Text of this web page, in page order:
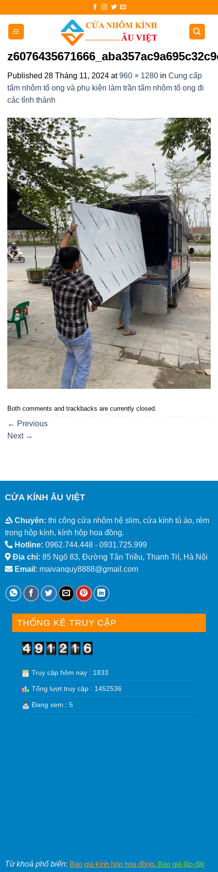
content
Published 28 Tháng 11, 2024 at960 × 1280 in Cung cấp
tấm nhôm tổ ong và phụ kiện làm trần tấm nhôm tổ ong đi
các tỉnh thành
Both comments and trackbacks are currently closed.
← Previous
Next →
CỬA KÍNH ÂU VIỆT
Chuyên: thi công cửa nhôm hệ slim, cửa kính tủ áo, rèm
trong hộp kính, kính hộp hoa đồng.
Hotline: 0962.744.448 - 0931.725.999
Địa chỉ: 85 Ngõ 83, Đường Tân Triều, Thanh Trì, Hà Nội
Email: maivanquy8888@gmail.com
THỐNG KÊ TRUY CẬP
Truy cập hôm nay : 1833
Tổng lượt truy cập : 1452536
Đang xem : 5
Từ khoá phổ biến: Báo giá kính hộp hoa đồng, Báo giá lắp đặt